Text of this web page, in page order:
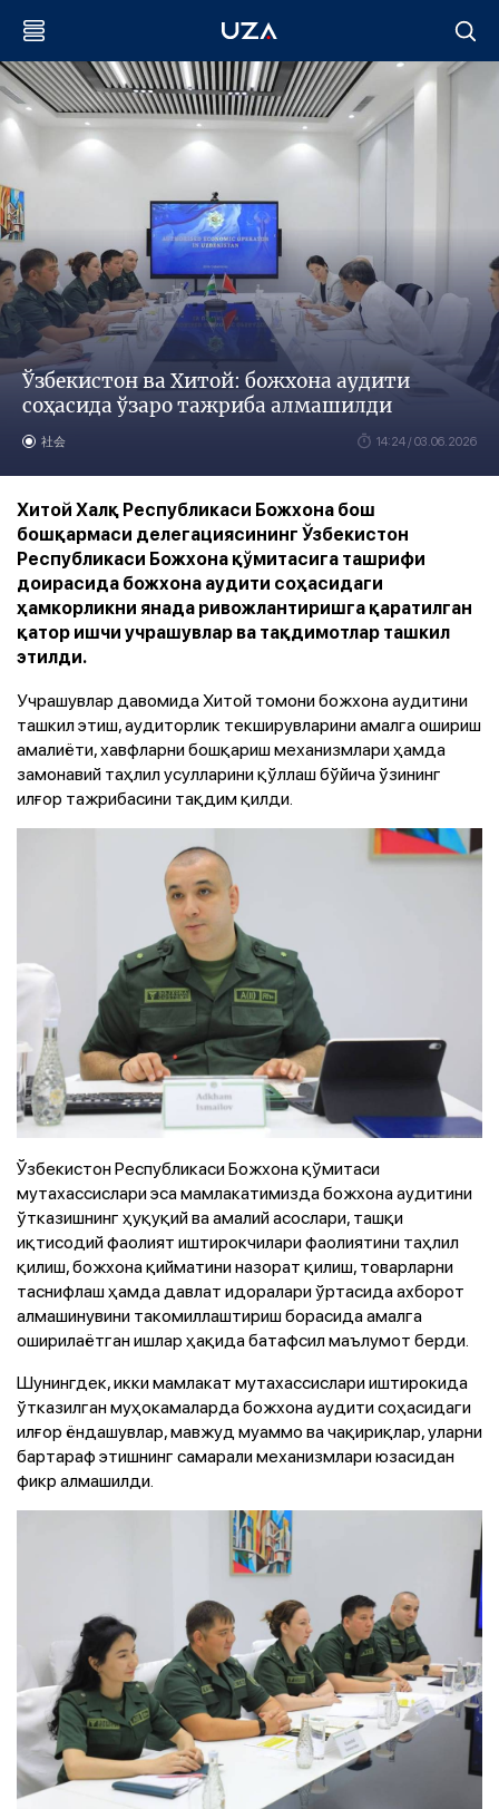
Ўзбекистон ва Хитой: божхона аудити
соҳасида ўзаро тажриба алмашилди
社会 14:24 / 03.06.2026
Хитой Халқ Республикаси Божхона бош
бошқармаси делегациясининг Ўзбекистон
Республикаси Божхона қўмитасига ташрифи
доирасида божхона аудити соҳасидаги
ҳамкорликни янада ривожлантиришга қаратилган
қатор ишчи учрашувлар ва тақдимотлар ташкил
этилди.
Учрашувлар давомида Хитой томони божхона аудитини
ташкил этиш, аудиторлик текширувларини амалга ошириш
амалиёти, хавфларни бошқариш механизмлари ҳамда
замонавий таҳлил усулларини қўллаш бўйича ўзининг
илғор тажрибасини тақдим қилди.
Ўзбекистон Республикаси Божхона қўмитаси
мутахассислари эса мамлакатимизда божхона аудитини
ўтказишнинг ҳуқуқий ва амалий асослари, ташқи
иқтисодий фаолият иштирокчилари фаолиятини таҳлил
қилиш, божхона қийматини назорат қилиш, товарларни
таснифлаш ҳамда давлат идоралари ўртасида ахборот
алмашинувини такомиллаштириш борасида амалга
оширилаётган ишлар ҳақида батафсил маълумот берди.
Шунингдек, икки мамлакат мутахассислари иштирокида
ўтказилган муҳокамаларда божхона аудити соҳасидаги
илғор ёндашувлар, мавжуд муаммо ва чақириқлар, уларни
бартараф этишнинг самарали механизмлари юзасидан
фикр алмашилди.